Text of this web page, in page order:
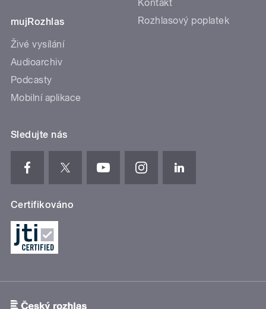
mujRozhlas
Živé vysílání
Audioarchiv
Podcasty
Mobilní aplikace
Kontakt
Rozhlasový poplatek
Sledujte nás
Certifikováno